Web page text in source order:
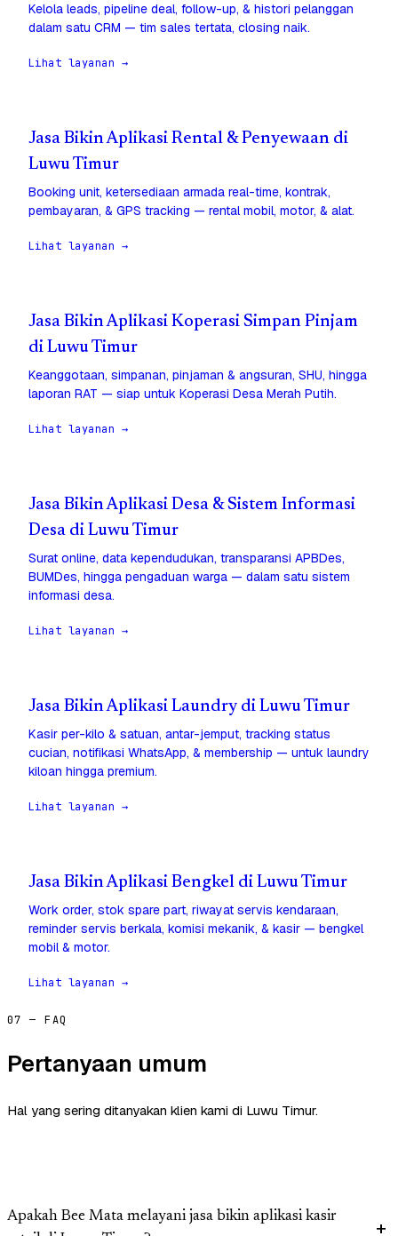
Kelola leads, pipeline deal, follow-up, & histori pelanggan
dalam satu CRM — tim sales tertata, closing naik.
Lihat layanan →
Jasa Bikin Aplikasi Rental & Penyewaan di
Luwu Timur
Booking unit, ketersediaan armada real-time, kontrak,
pembayaran, & GPS tracking — rental mobil, motor, & alat.
Lihat layanan →
Jasa Bikin Aplikasi Koperasi Simpan Pinjam
di Luwu Timur
Keanggotaan, simpanan, pinjaman & angsuran, SHU, hingga
laporan RAT — siap untuk Koperasi Desa Merah Putih.
Lihat layanan →
Jasa Bikin Aplikasi Desa & Sistem Informasi
Desa di Luwu Timur
Surat online, data kependudukan, transparansi APBDes,
BUMDes, hingga pengaduan warga — dalam satu sistem
informasi desa.
Lihat layanan →
Jasa Bikin Aplikasi Laundry di Luwu Timur
Kasir per-kilo & satuan, antar-jemput, tracking status
cucian, notifikasi WhatsApp, & membership — untuk laundry
kiloan hingga premium.
Lihat layanan →
Jasa Bikin Aplikasi Bengkel di Luwu Timur
Work order, stok spare part, riwayat servis kendaraan,
reminder servis berkala, komisi mekanik, & kasir — bengkel
mobil & motor.
Lihat layanan →
07 — FAQ
Pertanyaan umum
Hal yang sering ditanyakan klien kami di Luwu Timur.
Apakah Bee Mata melayani jasa bikin aplikasi kasir